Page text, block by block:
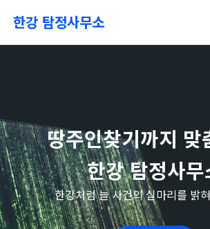
한강 탐정사무소
땅주인찾기까지 맞
한강 탐정사무
한강처럼 늘 사건의 실마리를 밝